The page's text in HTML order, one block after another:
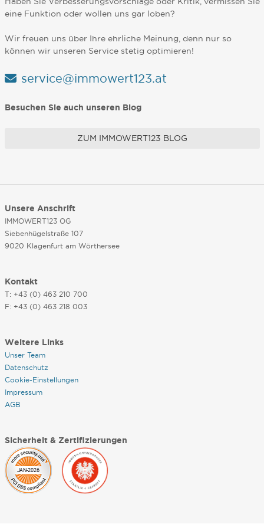
eine Funktion oder wollen uns gar loben?
Wir freuen uns über Ihre ehrliche Meinung, denn nur so
können wir unseren Service stetig optimieren!
service@immowert123.at
Besuchen Sie auch unseren Blog
ZUM IMMOWERT123 BLOG
Unsere Anschrift
IMMOWERT123 OG
Siebenhügelstraße 107
9020 Klagenfurt am Wörthersee
Kontakt
T: +43 (0) 463 210 700
F: +43 (0) 463 218 003
Weitere Links
Unser Team
Datenschutz
Cookie-Einstellungen
Impressum
AGB
Sicherheit & Zertifizierungen